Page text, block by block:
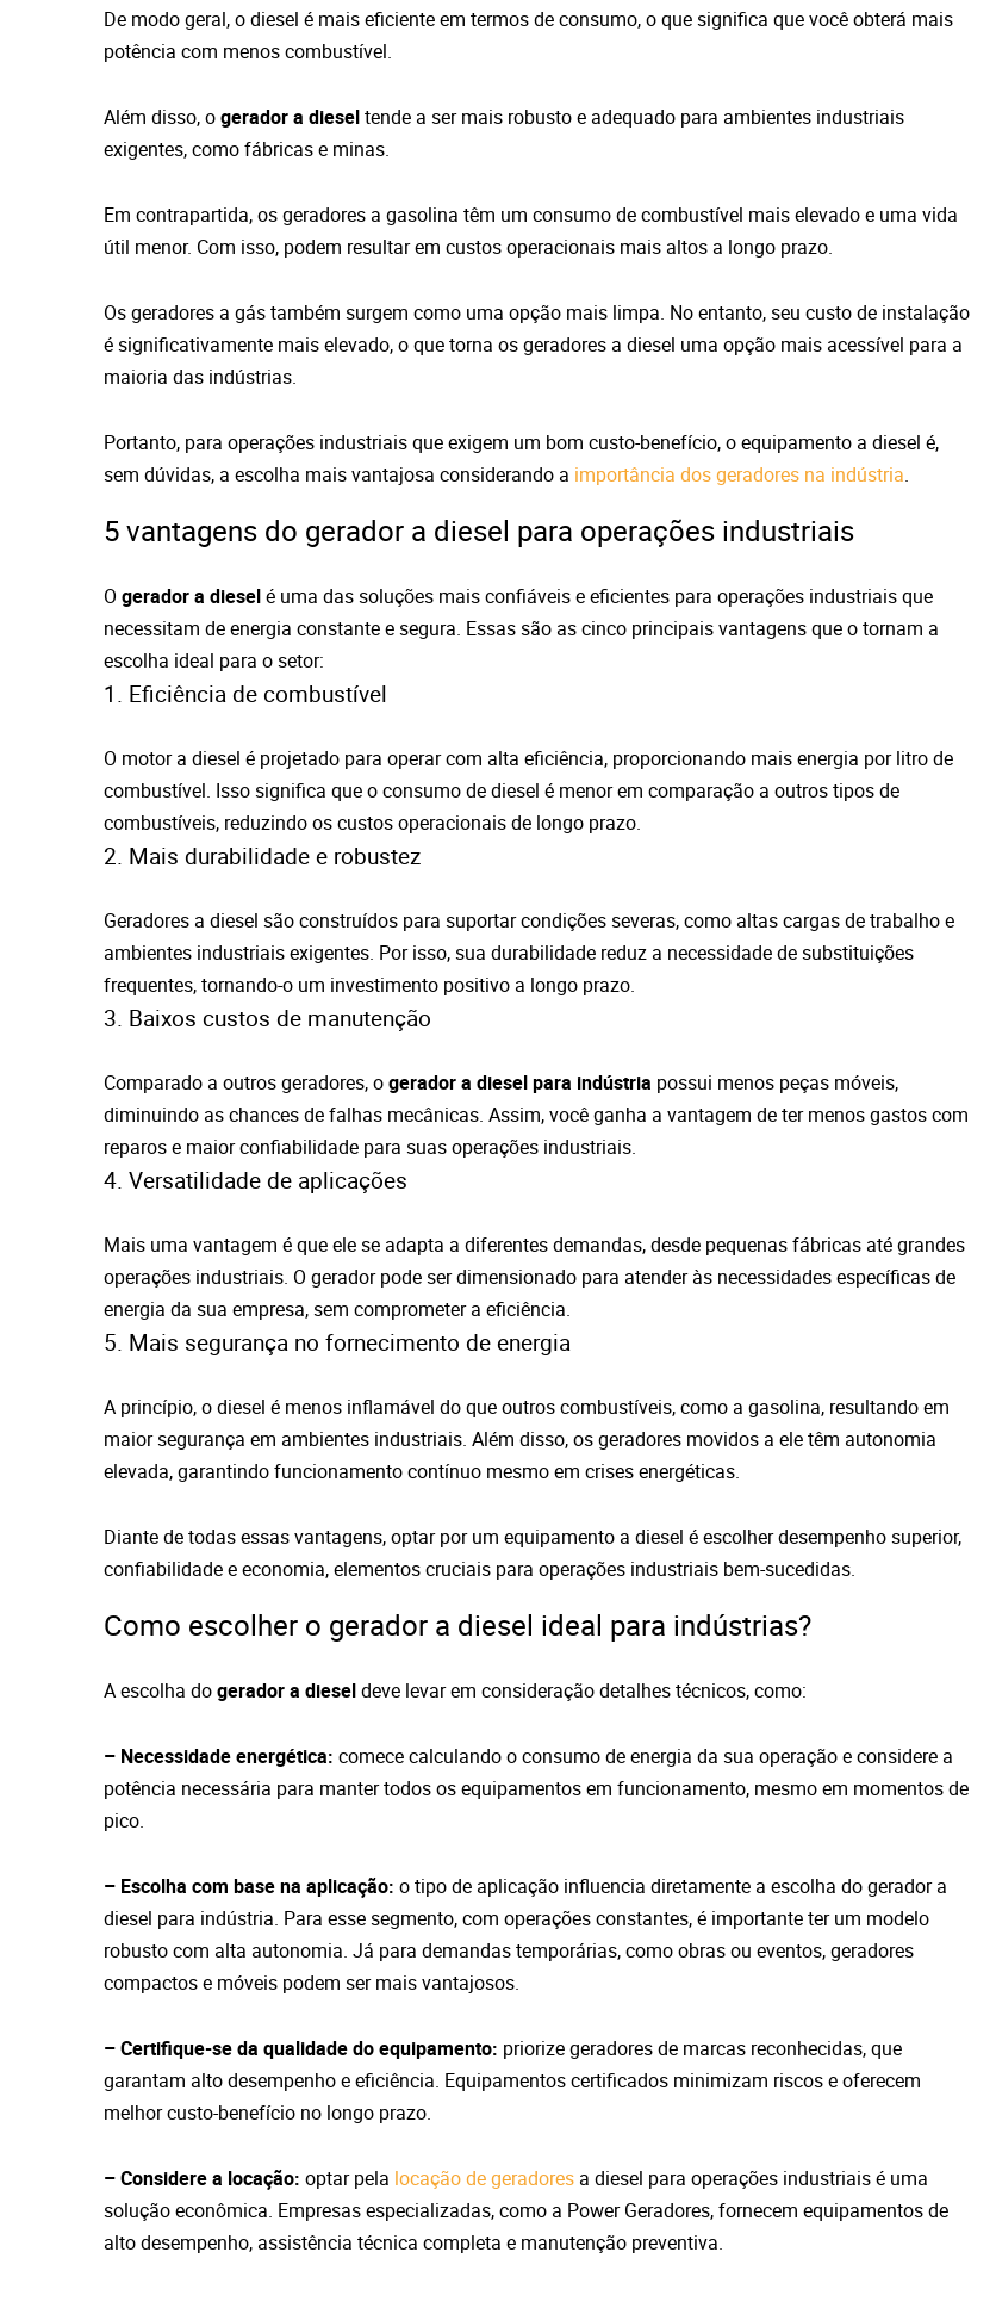
De modo geral, o diesel é mais eficiente em termos de consumo, o que significa que você obterá mais
potência com menos combustível.
Além disso, ogerador a dieseltende a ser mais robusto e adequado para ambientes industriais
exigentes, como fábricas e minas.
Em contrapartida, os geradores a gasolina têm um consumo de combustível mais elevado e uma vida
útil menor. Com isso, podem resultar em custos operacionais mais altos a longo prazo.
Os geradores a gás também surgem como uma opção mais limpa. No entanto, seu custo de instalação
é significativamente mais elevado, o que torna os geradores a diesel uma opção mais acessível para a
maioria das indústrias.
Portanto, para operações industriais que exigem um bom custo-benefício, o equipamento a diesel é,
sem dúvidas, a escolha mais vantajosa considerando a importância dos geradores na indústria.
5 vantagens do gerador a diesel para operações industriais
O gerador a dieselé uma das soluções mais confiáveis e eficientes para operações industriais que
necessitam de energia constante e segura. Essas são as cinco principais vantagens que o tornam a
escolha ideal para o setor:
1. Eficiência de combustível
O motor a diesel é projetado para operar com alta eficiência, proporcionando mais energia por litro de
combustível. Isso significa que o consumo de diesel é menor em comparação a outros tipos de
combustíveis, reduzindo os custos operacionais de longo prazo.
2. Mais durabilidade e robustez
Geradores a diesel são construídos para suportar condições severas, como altas cargas de trabalho e
ambientes industriais exigentes. Por isso, sua durabilidade reduz a necessidade de substituições
frequentes, tornando-o um investimento positivo a longo prazo.
3. Baixos custos de manutenção
Comparado a outros geradores, ogerador a diesel para indústria possui menos peças móveis,
diminuindo as chances de falhas mecânicas. Assim, você ganha a vantagem de ter menos gastos com
reparos e maior confiabilidade para suas operações industriais.
4. Versatilidade de aplicações
Mais uma vantagem é que ele se adapta a diferentes demandas, desde pequenas fábricas até grandes
operações industriais. O gerador pode ser dimensionado para atender às necessidades específicas de
energia da sua empresa, sem comprometer a eficiência.
5. Mais segurança no fornecimento de energia
A princípio, o diesel é menos inflamável do que outros combustíveis, como a gasolina, resultando em
maior segurança em ambientes industriais. Além disso, os geradores movidos a ele têm autonomia
elevada, garantindo funcionamento contínuo mesmo em crises energéticas.
Diante de todas essas vantagens, optar por um equipamento a diesel é escolher desempenho superior,
confiabilidade e economia, elementos cruciais para operações industriais bem-sucedidas.
Como escolher o gerador a diesel ideal para indústrias?
A escolha dogerador a dieseldeve levar em consideração detalhes técnicos, como:
– Necessidade energética: comece calculando o consumo de energia da sua operação e considere a
potência necessária para manter todos os equipamentos em funcionamento, mesmo em momentos de
pico.
– Escolha com base na aplicação: o tipo de aplicação influencia diretamente a escolha do gerador a
diesel para indústria. Para esse segmento, com operações constantes, é importante ter um modelo
robusto com alta autonomia. Já para demandas temporárias, como obras ou eventos, geradores
compactos e móveis podem ser mais vantajosos.
– Certifique-se da qualidade do equipamento: priorize geradores de marcas reconhecidas, que
garantam alto desempenho e eficiência. Equipamentos certificados minimizam riscos e oferecem
melhor custo-benefício no longo prazo.
– Considere a locação: optar pela locação de geradores a diesel para operações industriais é uma
solução econômica. Empresas especializadas, como a Power Geradores, fornecem equipamentos de
alto desempenho, assistência técnica completa e manutenção preventiva.